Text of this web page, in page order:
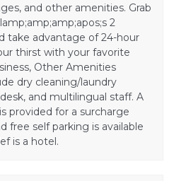
and other amenities. Grab
2
take advantage of 24-hour
thirst with your favorite
Other Amenities
dry cleaning/laundry
and multilingual staff. A
provided for a surcharge
free self parking is available
is a hotel.